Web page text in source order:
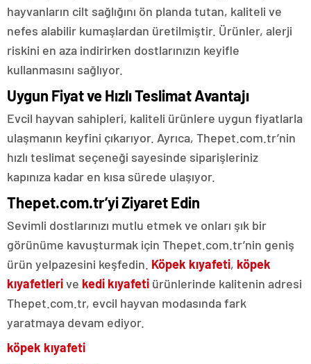
hayvanların cilt sağlığını ön planda tutan, kaliteli ve
nefes alabilir kumaşlardan üretilmiştir. Ürünler, alerji
riskini en aza indirirken dostlarınızın keyifle
kullanmasını sağlıyor.
Uygun Fiyat ve Hızlı Teslimat Avantajı
Evcil hayvan sahipleri, kaliteli ürünlere uygun fiyatlarla
ulaşmanın keyfini çıkarıyor. Ayrıca, Thepet.com.tr’nin
hızlı teslimat seçeneği sayesinde siparişleriniz
kapınıza kadar en kısa sürede ulaşıyor.
Thepet.com.tr’yi Ziyaret Edin
Sevimli dostlarınızı mutlu etmek ve onları şık bir
görünüme kavuşturmak için Thepet.com.tr’nin geniş
ürün yelpazesini keşfedin. Köpek kıyafeti, köpek
kıyafetlerive kedi kıyafeti ürünlerinde kalitenin adresi
Thepet.com.tr, evcil hayvan modasında fark
yaratmaya devam ediyor.
köpek kıyafeti